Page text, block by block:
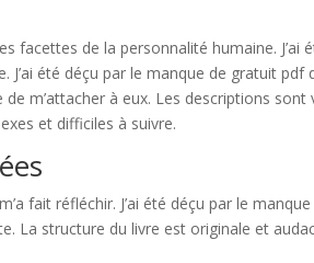
facettes de la personnalité humaine. J’ai
été déçu par le manque de gratuit pdf
m’attacher à eux. Les descriptions sont
et difficiles à suivre.
fait réfléchir. J’ai été déçu par le
La structure du livre est originale et